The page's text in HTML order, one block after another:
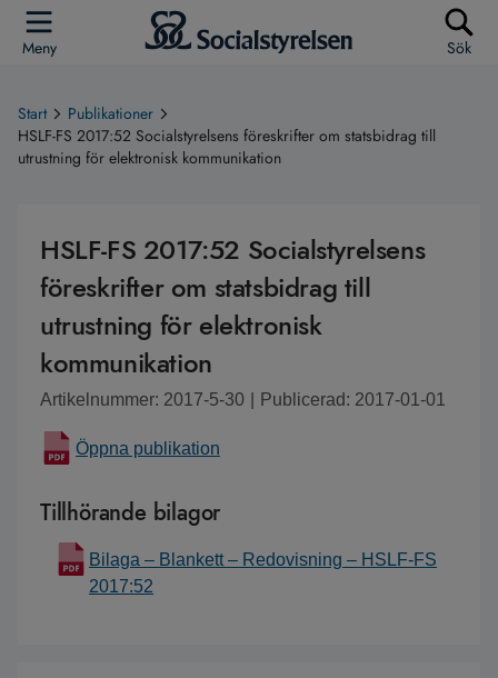
Meny Sök
Start
Publikationer
HSLF-FS 2017:52 Socialstyrelsens föreskrifter om statsbidrag till
utrustning för elektronisk kommunikation
HSLF-FS 2017:52 Socialstyrelsens
föreskrifter om statsbidrag till
utrustning för elektronisk
kommunikation
Artikelnummer: 2017-5-30 Publicerad: 2017-01-01
Öppna publikation
Tillhörande bilagor
Bilaga – Blankett – Redovisning – HSLF-FS
2017:52